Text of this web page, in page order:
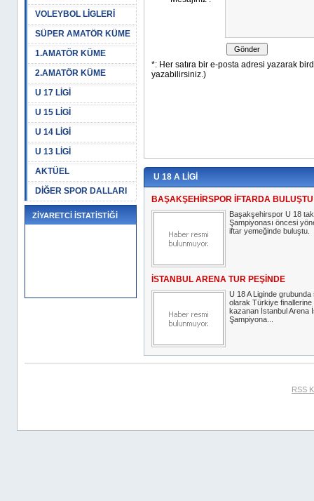
VOLEYBOL LİGLERİ
SÜPER AMATÖR KÜME
1.AMATÖR KÜME
2.AMATÖR KÜME
U 17 LİGİ
U 15 LİGİ
U 14 LİGİ
U 13 LİGİ
AKTÜEL
DİĞER SPOR DALLARI
ZİYARETCİ İSTATİSTİĞİ
U 18 A LİGİ
BAŞAKŞEHİRSPOR İFTARDA BULUŞTU
Başakşehirspor U 18
Şampiyonası öncesi
iftar yemeğinde buluştu.
İSTANBUL ARENA TUR PEŞİNDE
U 18 A Liginde grubunda
olarak Türkiye finallerine
kazanan İstanbul Arena
Şampiyona...
RSS